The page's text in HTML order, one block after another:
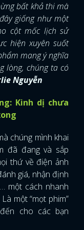
bất khả thi mà
giống như một
cột mốc lịch sử
hiện xuyên suốt
mang ý nghĩa
lòng, chúng ta có
Nguyễn
Kinh dị chưa
chúng mình khai
đã đang và sắp
thứ về điện ảnh
giá, nhận định
một cách nhanh
một “mọt phim”
cho các bạn